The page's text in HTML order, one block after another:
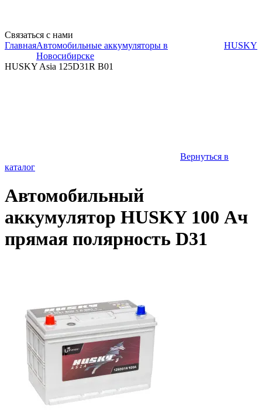
Связаться с нами
ГлавнаяАвтомобильные аккумуляторы в
Новосибирске
HUSKY
HUSKY Asia 125D31R B01
Вернуться в
каталог
Автомобильный
аккумулятор HUSKY 100 Ач
прямая полярность D31